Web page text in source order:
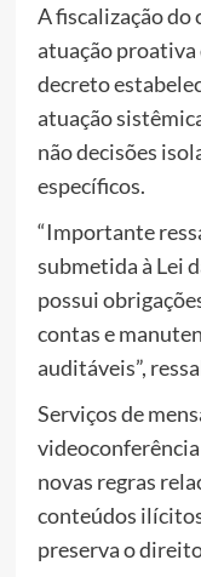
A fiscalização do
atuação proativa
decreto
atuação
não decisões
específicos.
“Importante
submetida à Lei
possui
contas e
auditáveis”,
Serviços de
novas regras
conteúdos
preserva o